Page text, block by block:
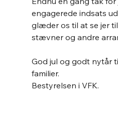
engagerede indsats
glæder os til at se jer
stævner og andre
God jul og godt nytår
familier.
Bestyrelsen i VFK.